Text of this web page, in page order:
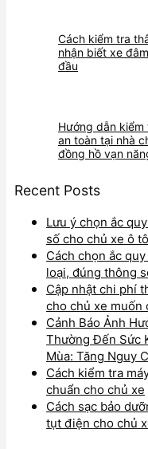
Cách kiểm tra
nhận biết xe
đầu
Hướng dẫn
an toàn tại nhà
đồng hồ vạn
Recent Posts
Lưu ý chọn ắc
số cho chủ xe ô tô
Cách chọn ắc
loại, đúng thông
Cập nhật chi phí
cho chủ xe muốn
Cảnh Báo Ảnh
Thường Đến Sức
Mùa: Tăng Nguy
Cách kiểm tra
chuẩn cho chủ xe
Cách sạc bảo
tụt điện cho chủ